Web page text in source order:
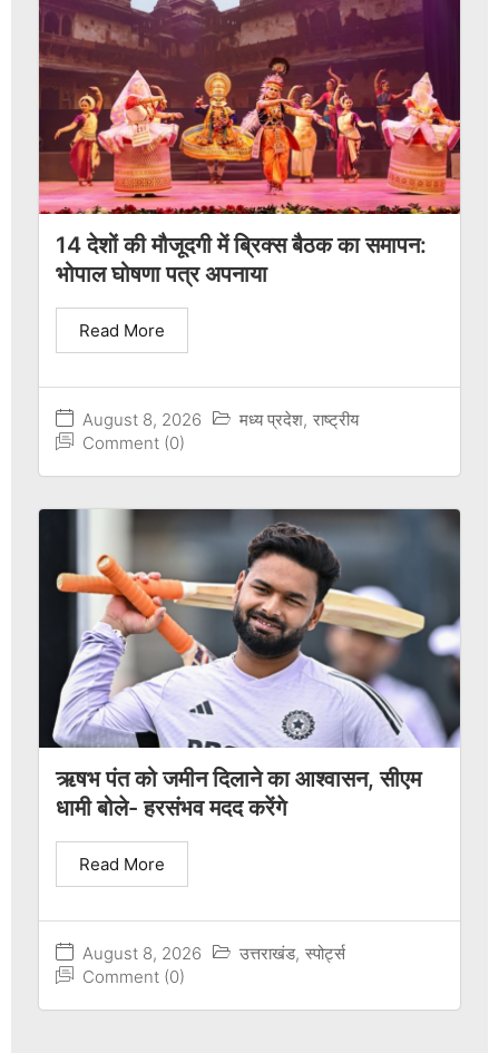
14 देशों की मौजूदगी में ब्रिक्स बैठक का समापन:
भोपाल घोषणा पत्र अपनाया
August 8, 2026 मध्य प्रदेश, राष्ट्रीय
Comment (0)
Read More
ऋषभ पंत को जमीन दिलाने का आश्वासन, सीएम
धामी बोले- हरसंभव मदद करेंगे
August 8, 2026 उत्तराखंड, स्पोर्ट्स
Comment (0)
Read More